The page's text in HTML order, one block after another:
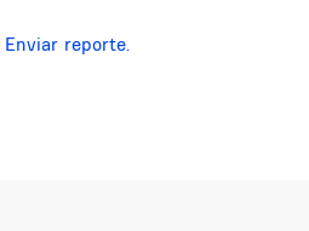
Enviar reporte.